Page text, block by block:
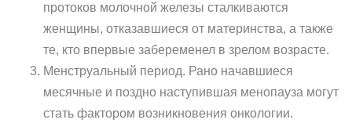
протоков молочной железы сталкиваются
женщины, отказавшиеся от материнства, а также
те, кто впервые забеременел в зрелом возрасте.
Менструальный период. Рано начавшиеся
месячные и поздно наступившая менопауза могут
стать фактором возникновения онкологии.